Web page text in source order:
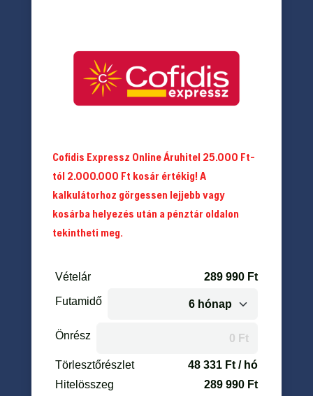
Cofidis Expressz Online Áruhitel 25.000 Ft-
tól 2.000.000 Ft kosár értékig! A
kalkulátorhoz görgessen lejjebb vagy
kosárba helyezés után a pénztár oldalon
tekintheti meg.